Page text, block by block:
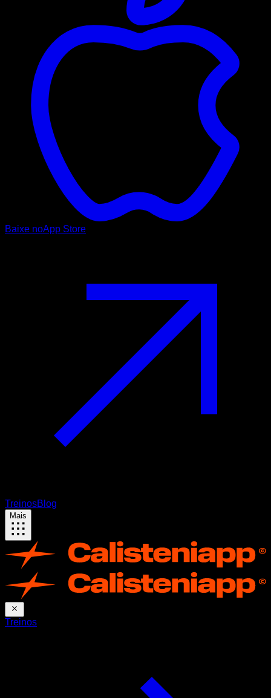
Baixe noApp Store
TreinosBlog
Mais
Treinos